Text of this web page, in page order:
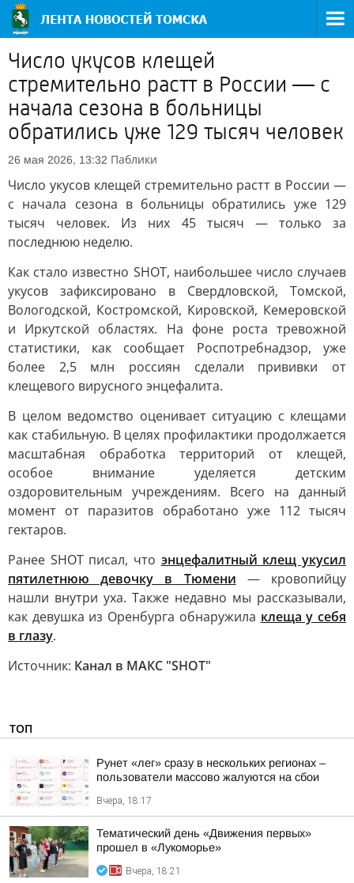
Число укусов клещей
стремительно растт в России — с
начала сезона в больницы
обратились уже 129 тысяч человек
26 мая 2026, 13:32 Паблики
Число укусов клещей стремительно растт в России —
с начала сезона в больницы обратились уже 129
тысяч человек. Из них 45 тысяч — только за
последнюю неделю.
Как стало известно SHOT, наибольшее число случаев
укусов зафиксировано в Свердловской, Томской,
Вологодской, Костромской, Кировской, Кемеровской
и Иркутской областях. На фоне роста тревожной
статистики, как сообщает Роспотребнадзор, уже
более 2,5 млн россиян сделали прививки от
клещевого вирусного энцефалита.
В целом ведомство оценивает ситуацию с клещами
как стабильную. В целях профилактики продолжается
масштабная обработка территорий от клещей,
особое внимание уделяется детским
оздоровительным учреждениям. Всего на данный
момент от паразитов обработано уже 112 тысяч
гектаров.
Ранее SHOT писал, что энцефалитный клещ укусил
пятилетнюю девочку в Тюмени — кровопийцу
нашли внутри уха. Также недавно мы рассказывали,
как девушка из Оренбурга обнаружила клеща у себя
в глазу.
Источник: Канал в МАКС "SHOT"
ТОП
Рунет «лег» сразу в нескольких регионах –
пользователи массово жалуются на сбои
Вчера, 18:17
Тематический день «Движения первых»
прошел в «Лукоморье»
Вчера, 18:21